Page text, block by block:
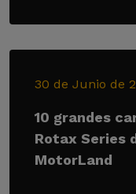
30 de Junio de
10 grandes
Rotax Series
MotorLand